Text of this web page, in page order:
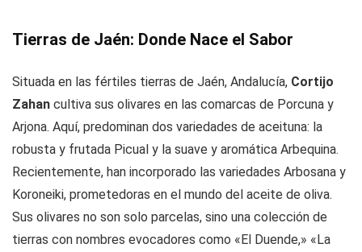
Tierras de Jaén: Donde Nace el Sabor
Situada en las fértiles tierras de Jaén, Andalucía, Cortijo
Zahan cultiva sus olivares en las comarcas de Porcuna y
Arjona. Aquí, predominan dos variedades de aceituna: la
robusta y frutada Picual y la suave y aromática Arbequina.
Recientemente, han incorporado las variedades Arbosana y
Koroneiki, prometedoras en el mundo del aceite de oliva.
Sus olivares no son solo parcelas, sino una colección de
tierras con nombres evocadores como «El Duende,» «La